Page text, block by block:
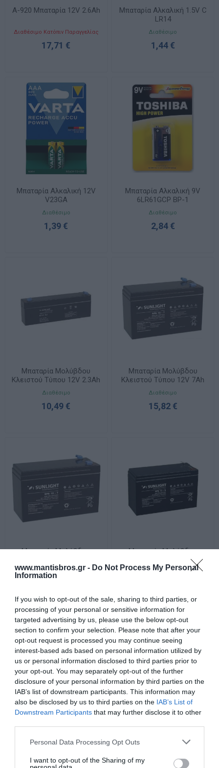
www.mantisbros.gr - Do Not Process My Personal
Information
If you wish to opt-out of the sale, sharing to third parties, or
processing of your personal or sensitive information for
targeted advertising by us, please use the below opt-out
section to confirm your selection. Please note that after your
opt-out request is processed you may continue seeing
interest-based ads based on personal information utilized by
us or personal information disclosed to third parties prior to
your opt-out. You may separately opt-out of the further
disclosure of your personal information by third parties on the
IAB’s list of downstream participants. This information may
also be disclosed by us to third parties on the IAB’s List of
Downstream Participants that may further disclose it to other
Please note that this website/app uses one or more Google
not limited to your visit or usage behaviour. You may click to
Personal Data Processing Opt Outs
I want to opt-out of the Sharing of my
A-920 Μπαταρία 12V 2.6Ah
Διαθέσιμο Κατόπιν Παραγγελίας
17,71 €
Μπαταρία Αλκαλική 1.5V C
LR14
Διαθέσιμο
1,44 €
Μπαταρία Αλκαλική 12V
V23GA
Διαθέσιμο
1,39 €
Μπαταρία Αλκαλική 9V
6LR61GCP BP-1
Διαθέσιμο
2,84 €
Μπαταρία Μολύβδου
Κλειστού Τύπου 12V 2.3Ah
4.8mm SPA 12-2.3 F1
Διαθέσιμο
10,49 €
Μπαταρία Μολύβδου
Κλειστού Τύπου 12V 7Ah
4.8mm SPA 12-7 F1
Διαθέσιμο
15,82 €
Μπαταρία Μολύβδου
6.3mm SPA 12-7 F2
Διαθέσιμο
Μπαταρία Μολύβδου
Κλειστού Τύπου 12V 9Ah
6.3mm SPA 12-9 F2
Διαθέσιμο
Κλειστού Τύπου 12V/1.3Ah
Κλειστού Τύπου 12V/2.3Ah